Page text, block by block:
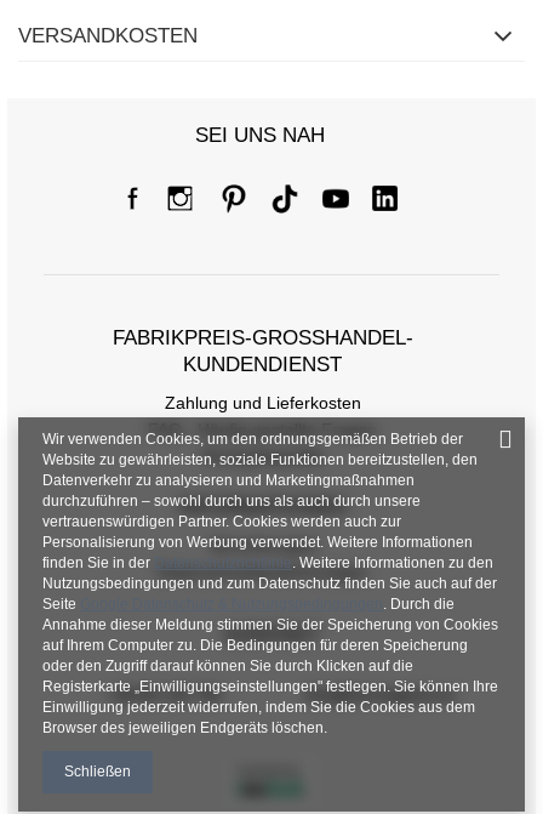
VERSANDKOSTEN
SEI UNS NAH
FABRIKPREIS-GROSSHANDEL-K
UNDENDIENST
Zahlung und Lieferkosten
FAQ - Häufig gestellte Fragen
Rückgabepolitik
INFORMATIONEN
Verordnungen
Datenschutzbestimmungen
KONTAKT
+48 601 547 740 hurt@factoryprice.eu
Wir verwenden Cookies, um den ordnungsgemäßen Betrieb der
Website zu gewährleisten, soziale Funktionen bereitzustellen, den
Datenverkehr zu analysieren und Marketingmaßnahmen
durchzuführen – sowohl durch uns als auch durch unsere
vertrauenswürdigen Partner. Cookies werden auch zur
Personalisierung von Werbung verwendet. Weitere Informationen
finden Sie in der
Datenschutzrichtlinie. Weitere Informationen zu den
Nutzungsbedingungen und zum Datenschutz finden Sie auch auf der
Seite
. Durch die
Annahme dieser Meldung stimmen Sie der Speicherung von Cookies
auf Ihrem Computer zu. Die Bedingungen für deren Speicherung
oder den Zugriff darauf können Sie durch Klicken auf die
Registerkarte „Einwilligungseinstellungen" festlegen. Sie können Ihre
Einwilligung jederzeit widerrufen, indem Sie die Cookies aus dem
Browser des jeweiligen Endgeräts löschen.
Schließen